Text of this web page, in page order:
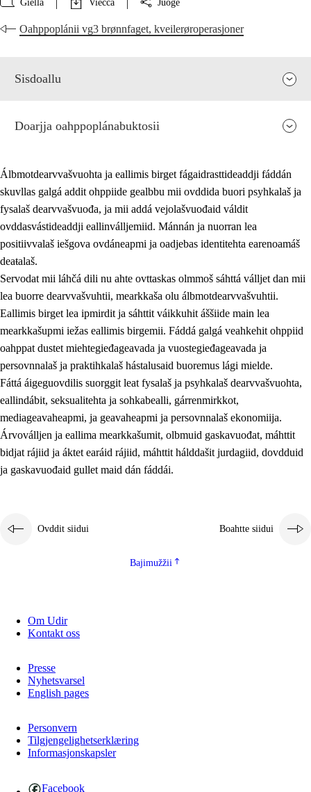
Giella Viečča Juoge
Oahppoplánii vg3 brønnfaget, kveilerøroperasjoner
Sisdoallu
2. Oahppama prinsihpat, ovdáneapmi ja oahppahábmen
2.1 Sosiála oahppan ja ovdáneapmi
2.2 Gealbu fágain
2.3 Vuođđogálggat
2.4 Oahppat oahppat
Fágaidrasttideaddji fáttát
2.5 Fágaidrasttideaddji fáttát
Doarjja oahppoplánabuktosii
Álbmotdearvvašvuohta ja eallimis birget fágaidrasttideaddji fáddán
skuvllas galgá addit ohppiide gealbbu mii ovddida buori psyhkalaš ja
fysalaš dearvvašvuođa, ja mii addá vejolašvuođaid váldit
ovddasvástideaddji eallinválljemiid. Mánnán ja nuorran lea
positiivvalaš iešgova ovdáneapmi ja oadjebas identitehta earenoamáš
deaŧalaš.
Servodat mii láhčá dili nu ahte ovttaskas olmmoš sáhttá válljet dan mii
lea buorre dearvvašvuhtii, mearkkaša olu álbmotdearvvašvuhtii.
Eallimis birget lea ipmirdit ja sáhttit váikkuhit áššiide main lea
mearkkašupmi iežas eallimis birgemii. Fáddá galgá veahkehit ohppiid
oahppat dustet miehtegieđageavada ja vuostegieđageavada ja
persovnnalaš ja praktihkalaš hástalusaid buoremus lági mielde.
Fáttá áigeguovdilis suorggit leat fysalaš ja psyhkalaš dearvvašvuohta,
eallindábit, seksualitehta ja sohkabealli, gárrenmirkkot,
mediageavaheapmi, ja geavaheapmi ja persovnnalaš ekonomiija.
Árvoválljen ja eallima mearkkašumit, olbmuid gaskavuođat, máhttit
bidjat rájiid ja áktet earáid rájiid, máhttit hálddašit jurdagiid, dovdduid
ja gaskavuođaid gullet maid dán fáddái.
Ovddit siidui Boahtte siidui
Bajimužžii
Om Udir
Kontakt oss
Presse
Nyhetsvarsel
English pages
Personvern
Tilgjengelighetserklæring
Informasjonskapsler
Facebook